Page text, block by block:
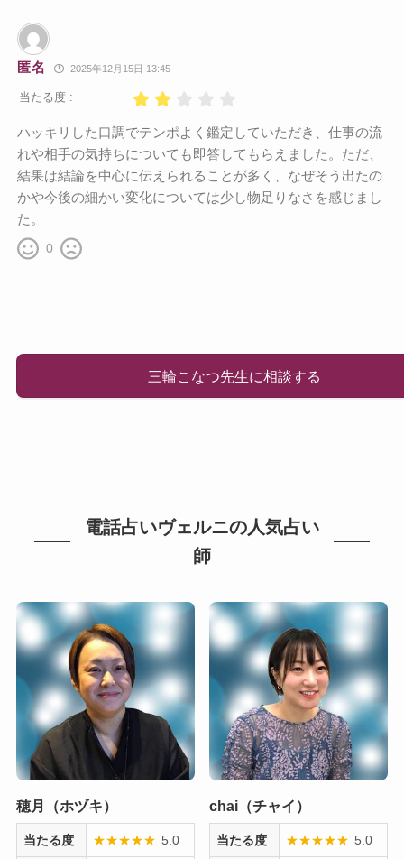
匿名 2025年12月15日 13:45
当たる度 :
ハッキリした口調でテンポよく鑑定していただき、仕事の流
れや相手の気持ちについても即答してもらえました。ただ、
結果は結論を中心に伝えられることが多く、なぜそう出たの
かや今後の細かい変化については少し物足りなさを感じまし
た。
0
三輪こなつ先生に相談する
電話占いヴェルニの人気占い
師
穂月（ホヅキ）
当たる度 ★★★★★ 5.0
chai（チャイ）
当たる度 ★★★★★ 5.0